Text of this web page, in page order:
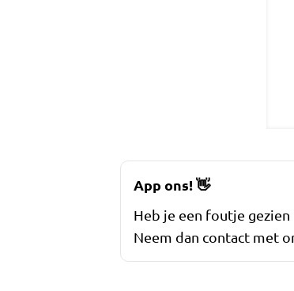
App ons!👋
Heb je een foutje
Neem dan contact met